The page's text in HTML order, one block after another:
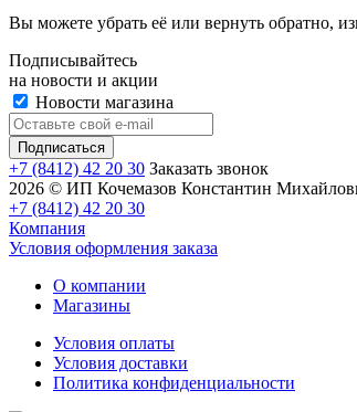
Вы можете убрать её или вернуть обратно,
Подписывайтесь
на новости и акции
Новости магазина
+7 (8412) 42 20 30 Заказать звонок
2026 © ИП Кочемазов Константин
+7 (8412) 42 20 30
Компания
Условия оформления заказа
О компании
Магазины
Условия оплаты
Условия доставки
Политика конфиденциальности